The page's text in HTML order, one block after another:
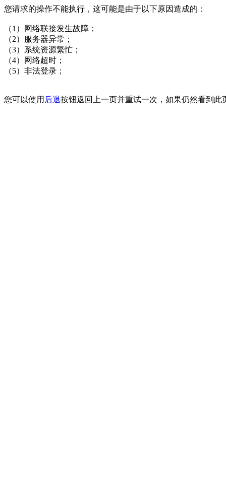
您请求的操作不能执行，这可能是由于以下原因造成的：
（1）网络联接发生故障；
（2）服务器异常；
（3）系统资源繁忙；
（4）网络超时；
（5）非法登录；
您可以使用 后退按钮返回上一页并重试一次，如果仍然看到此